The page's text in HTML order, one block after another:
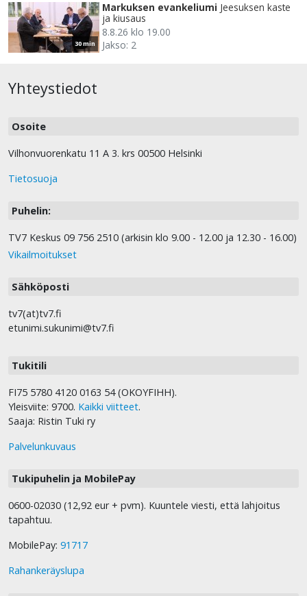
30 min
Markuksen evankeliumi Jeesuksen kaste
ja kiusaus
8.8.26 klo 19.00
Jakso: 2
Yhteystiedot
Osoite
Vilhonvuorenkatu 11 A 3. krs 00500 Helsinki
Tietosuoja
Puhelin:
TV7 Keskus 09 756 2510 (arkisin klo 9.00 - 12.00 ja 12.30 - 16.00)
Vikailmoitukset
Sähköposti
tv7(at)tv7.fi
etunimi.sukunimi@tv7.fi
Tukitili
FI75 5780 4120 0163 54 (OKOYFIHH).
Yleisviite: 9700. Kaikki viitteet.
Saaja: Ristin Tuki ry
Palvelunkuvaus
Tukipuhelin ja MobilePay
0600-02030 (12,92 eur + pvm). Kuuntele viesti, että lahjoitus
tapahtuu.
MobilePay: 91717
Rahankeräyslupa